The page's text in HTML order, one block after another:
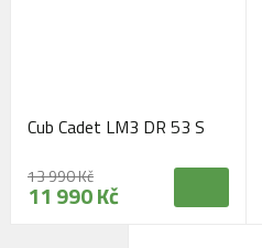
Cub Cadet LM3 DR 53 S
13 990 Kč
11 990 Kč